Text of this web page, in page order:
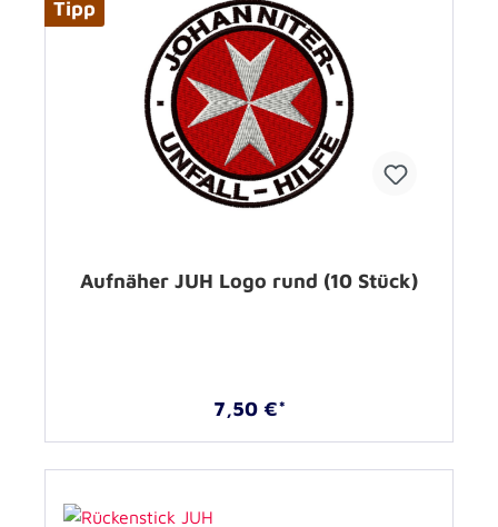
Tipp
Aufnäher JUH Logo rund (10 Stück)
7,50 €*